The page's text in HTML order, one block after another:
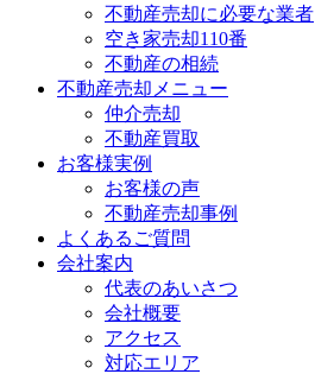
不動産売却に必要な業者
空き家売却110番
不動産の相続
不動産売却メニュー
仲介売却
不動産買取
お客様実例
お客様の声
不動産売却事例
よくあるご質問
会社案内
代表のあいさつ
会社概要
アクセス
対応エリア